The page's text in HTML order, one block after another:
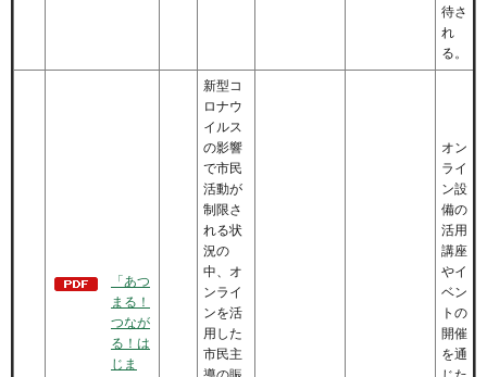
待さ
れ
る。
「あつ
まる！
つなが
る！は
じま
新型コ
ロナウ
イルス
の影響
で市民
活動が
制限さ
れる状
況の
中、オ
ンライ
ンを活
用した
市民主
オン
ライ
ン設
備の
活用
講座
やイ
ベン
トの
開催
を通